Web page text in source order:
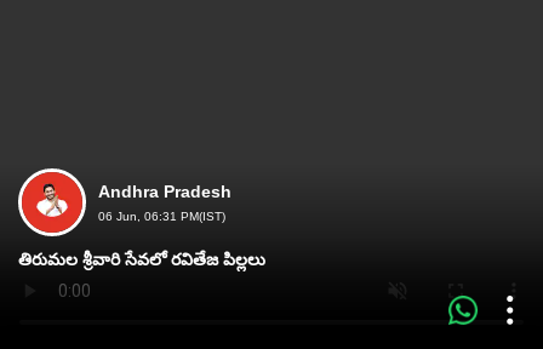
Andhra Pradesh
06 Jun, 06:31 PM(IST)
తిరుమల శ్రీవారి సేవలో రవితేజ పిల్లలు